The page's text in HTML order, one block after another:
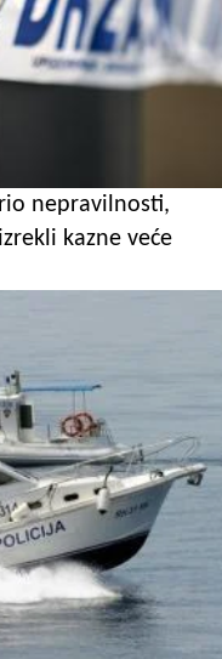
nepravilnosti,
kazne veće